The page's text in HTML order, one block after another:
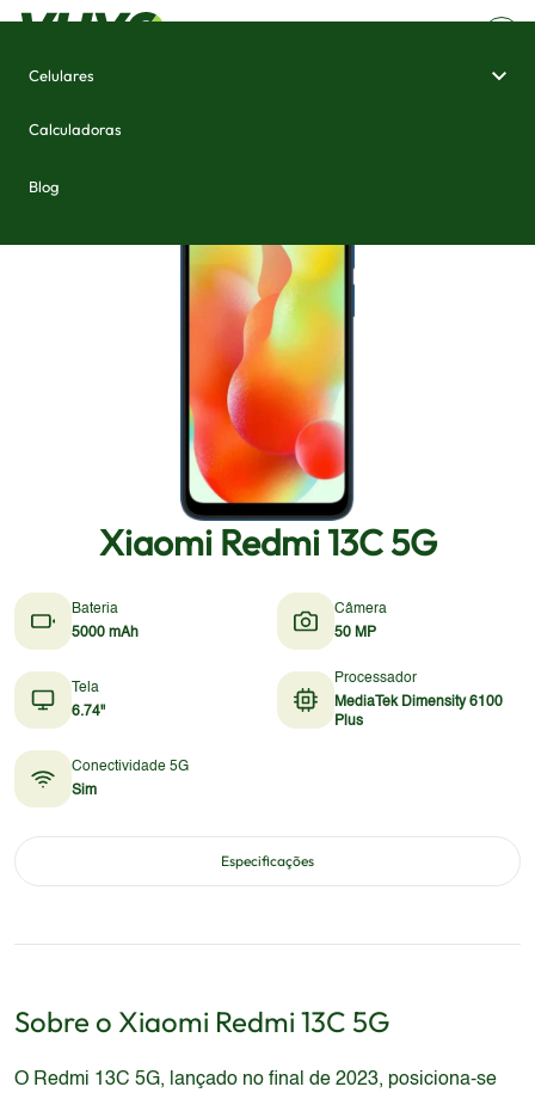
Celulares
Calculadoras
Blog
Xiaomi Redmi 13C 5G
Bateria
5000 mAh
Câmera
50 MP
Tela
6.74"
Processador
MediaTek Dimensity 6100
Plus
Conectividade 5G
Sim
Especificações
Sobre o Xiaomi Redmi 13C 5G
O Redmi 13C 5G, lançado no final de 2023, posiciona-se